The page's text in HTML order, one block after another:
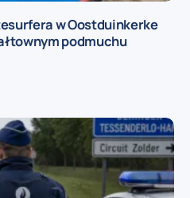
w Oostduinkerke
podmuchu